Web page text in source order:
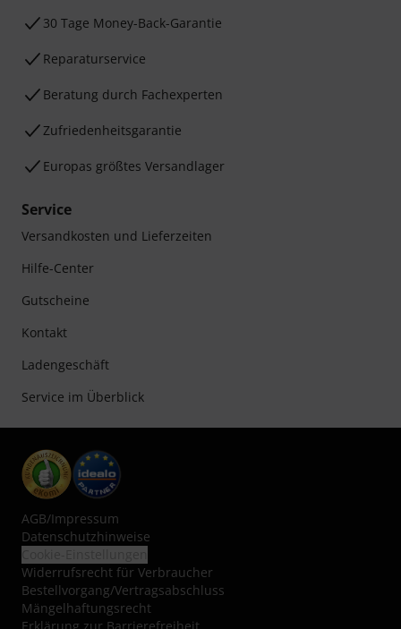
30 Tage Money-Back-Garantie
Reparaturservice
Beratung durch Fachexperten
Zufriedenheitsgarantie
Europas größtes Versandlager
Service
Versandkosten und Lieferzeiten
Hilfe-Center
Gutscheine
Kontakt
Ladengeschäft
Service im Überblick
AGB/Impressum
Datenschutzhinweise
Widerrufsrecht für Verbraucher
Bestellvorgang/Vertragsabschluss
Mängelhaftungsrecht